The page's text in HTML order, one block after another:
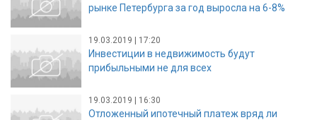
рынке Петербурга за год выросла на 6-8%
19.03.2019 | 17:20
Инвестиции в недвижимость будут
прибыльными не для всех
19.03.2019 | 16:30
Отложенный ипотечный платеж вряд ли